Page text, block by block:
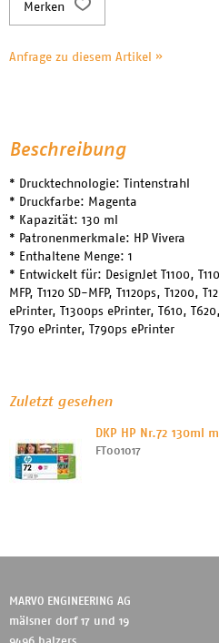
Merken
Anfrage zu diesem Artikel »
Beschreibung
* Drucktechnologie: Tintenstrahl
* Druckfarbe: Magenta
* Kapazität: 130 ml
* Patronenmerkmale: HP Vivera
* Enthaltene Menge: 1
* Entwickelt für: DesignJet T1100,
MFP, T1120 SD-MFP, T1120ps, T1200,
ePrinter, T1300ps ePrinter, T610,
T790 ePrinter, T790ps ePrinter
Zuletzt gesehen
DKP HP Nr.72 130ml
FT001017
MARVO ENGINEERING AG
mälsner dorf 17 und 19